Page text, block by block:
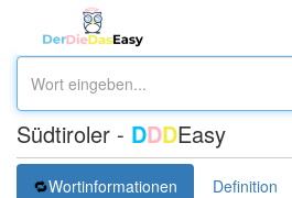
Südtiroler - DDDEasy
Wortinformationen Definition